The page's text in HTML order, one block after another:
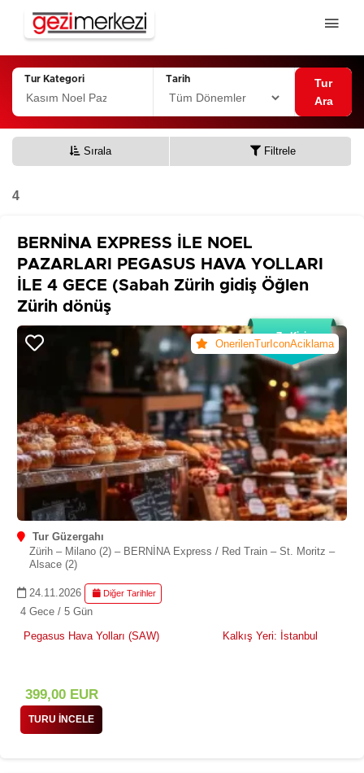
Tur Kategori Tarih
Tur
Ara
Sırala Filtrele
4
BERNİNA EXPRESS İLE NOEL
PAZARLARI PEGASUS HAVA YOLLARI
İLE 4 GECE (Sabah Zürih gidiş Öğlen
Zürih dönüş
OnerilenTurIconAciklama
7+ Kişi
Tur Güzergahı
Zürih – Milano (2) – BERNİNA Express / Red Train – St. Moritz –
Alsace (2)
24.11.2026 Diğer Tarihler
4 Gece / 5 Gün
Pegasus Hava Yolları (SAW)
Kalkış Yeri: İstanbul
399,00EUR
TURU İNCELE